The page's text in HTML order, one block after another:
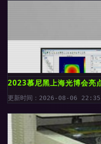
2023慕尼黑上海光博会亮
更新时间：2026-08-06